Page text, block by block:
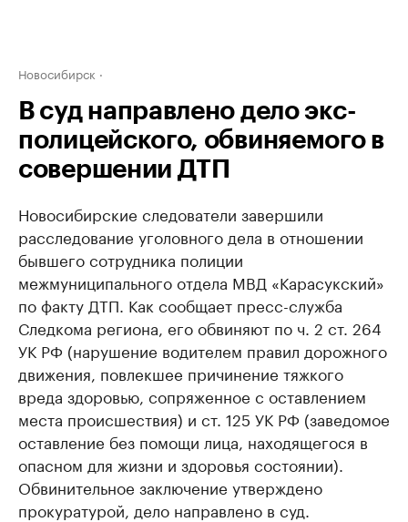
Новосибирск
В суд направлено дело экс-
полицейского, обвиняемого в
совершении ДТП
Новосибирские следователи завершили
расследование уголовного дела в отношении
бывшего сотрудника полиции
межмуниципального отдела МВД «Карасукский»
по факту ДТП. Как сообщает пресс-служба
Следкома региона, его обвиняют по ч. 2 ст. 264
УК РФ (нарушение водителем правил дорожного
движения, повлекшее причинение тяжкого
вреда здоровью, сопряженное с оставлением
места происшествия) и ст. 125 УК РФ (заведомое
оставление без помощи лица, находящегося в
опасном для жизни и здоровья состоянии).
Обвинительное заключение утверждено
прокуратурой, дело направлено в суд.